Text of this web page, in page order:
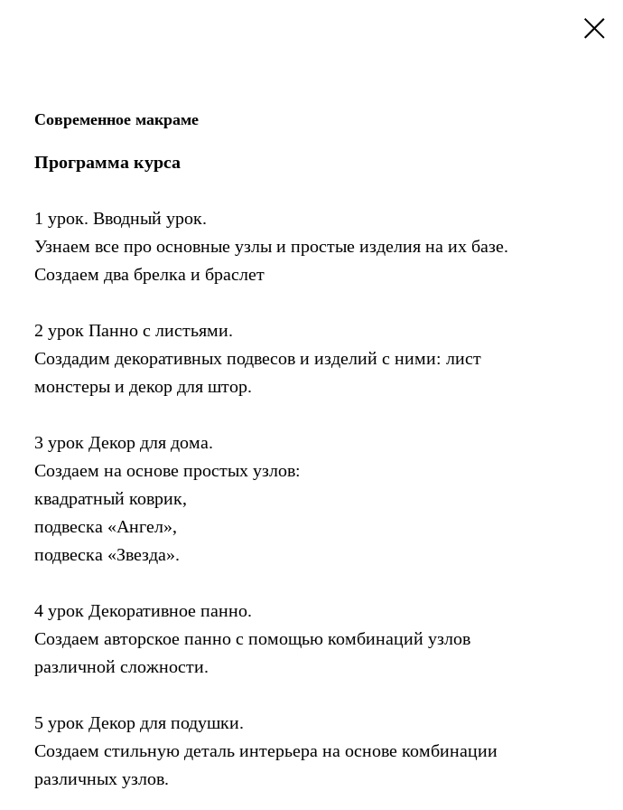
Современное макраме
Программа курса
1 урок. Вводный урок.
Узнаем все про основные узлы и простые изделия на их базе.
Создаем два брелка и браслет
2 урок Панно с листьями.
Создадим декоративных подвесов и изделий с ними: лист
монстеры и декор для штор.
3 урок Декор для дома.
Создаем на основе простых узлов:
квадратный коврик,
подвеска «Ангел»,
подвеска «Звезда».
4 урок Декоративное панно.
Создаем авторское панно с помощью комбинаций узлов
различной сложности.
5 урок Декор для подушки.
Создаем стильную деталь интерьера на основе комбинации
различных узлов.